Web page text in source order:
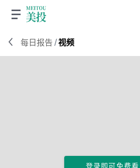
每日报告 /视频
登录即可免费看